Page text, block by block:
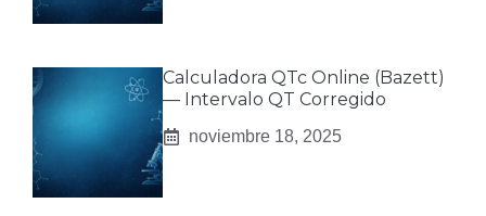
Calculadora QTc Online (Bazett)
— Intervalo QT Corregido
noviembre 18, 2025